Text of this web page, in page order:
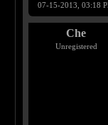
07-15-2013, 03:18
Che
Unregistered